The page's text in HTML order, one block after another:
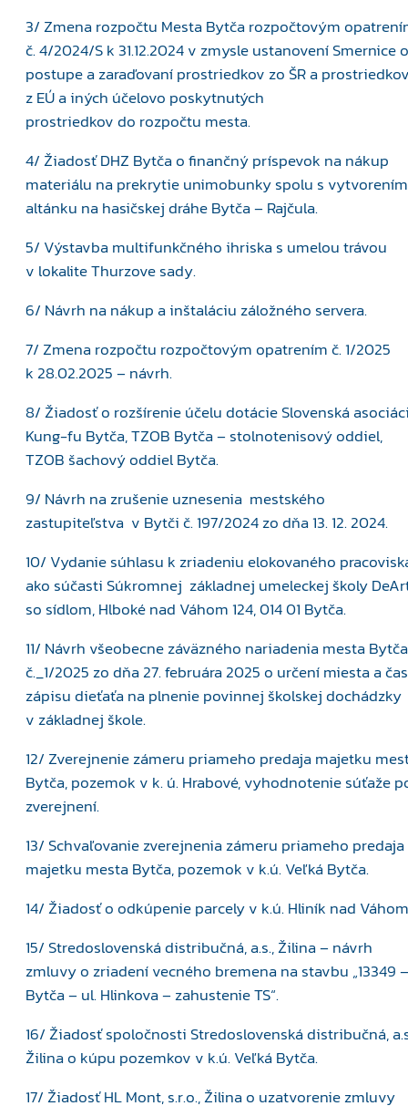
3/ Zmena rozpočtu Mesta Bytča rozpočtovým
č. 4/2024/S k 31.12.2024 v zmysle ustanovení Smernice o
postupe a zaraďovaní prostriedkov zo ŠR a
z EÚ a iných účelovo poskytnutých
prostriedkov do rozpočtu mesta.
4/ Žiadosť DHZ Bytča o finančný príspevok na nákup
materiálu na prekrytie unimobunky spolu s vytvorením
altánku na hasičskej dráhe Bytča – Rajčula.
5/ Výstavba multifunkčného ihriska s umelou trávou
v lokalite Thurzove sady.
6/ Návrh na nákup a inštaláciu záložného servera.
7/ Zmena rozpočtu rozpočtovým opatrením č. 1/2025
k 28.02.2025 – návrh.
8/ Žiadosť o rozšírenie účelu dotácie Slovenská
Kung-fu Bytča, TZOB Bytča – stolnotenisový oddiel,
TZOB šachový oddiel Bytča.
9/ Návrh na zrušenie uznesenia mestského
zastupiteľstva v Bytči č. 197/2024 zo dňa 13. 12. 2024.
10/ Vydanie súhlasu k zriadeniu elokovaného
ako súčasti Súkromnej základnej umeleckej školy
so sídlom, Hlboké nad Váhom 124, 014 01 Bytča.
11/ Návrh všeobecne záväzného nariadenia mesta Bytča
č._1/2025 zo dňa 27. februára 2025 o určení miesta a
zápisu dieťaťa na plnenie povinnej školskej dochádzky
v základnej škole.
12/ Zverejnenie zámeru priameho predaja majetku
Bytča, pozemok v k. ú. Hrabové, vyhodnotenie súťaže
zverejnení.
13/ Schvaľovanie zverejnenia zámeru priameho predaja
majetku mesta Bytča, pozemok v k.ú. Veľká Bytča.
14/ Žiadosť o odkúpenie parcely v k.ú. Hliník nad
15/ Stredoslovenská distribučná, a.s., Žilina – návrh
zmluvy o zriadení vecného bremena na stavbu „13349 –
Bytča – ul. Hlinkova – zahustenie TS“.
16/ Žiadosť spoločnosti Stredoslovenská distribučná,
Žilina o kúpu pozemkov v k.ú. Veľká Bytča.
17/ Žiadosť HL Mont, s.r.o., Žilina o uzatvorenie zmluvy